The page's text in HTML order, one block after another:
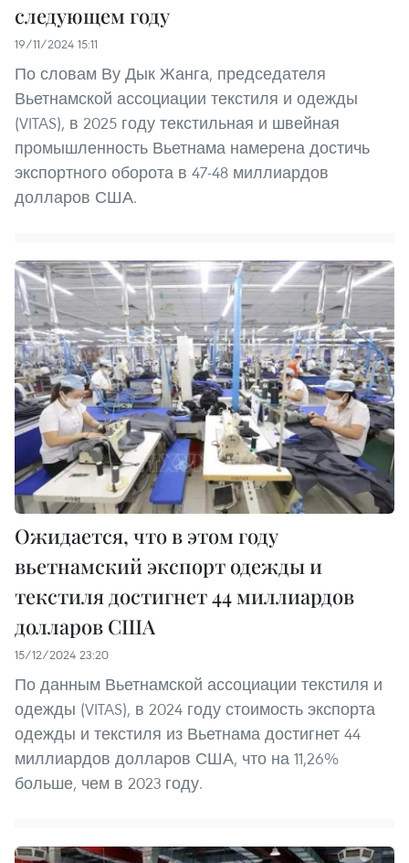
следующем году
19/11/2024 15:11
По словам Ву Дык Жанга, председателя
Вьетнамской ассоциации текстиля и одежды
(VITAS), в 2025 году текстильная и швейная
промышленность Вьетнама намерена достичь
экспортного оборота в 47-48 миллиардов
долларов США.
Ожидается, что в этом году
вьетнамский экспорт одежды и
текстиля достигнет 44 миллиардов
долларов США
15/12/2024 23:20
По данным Вьетнамской ассоциации текстиля и
одежды (VITAS), в 2024 году стоимость экспорта
одежды и текстиля из Вьетнама достигнет 44
миллиардов долларов США, что на 11,26%
больше, чем в 2023 году.